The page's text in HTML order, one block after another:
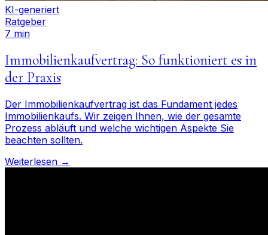
KI-generiert
Ratgeber
7 min
Immobilienkaufvertrag: So funktioniert es in
der Praxis
Der Immobilienkaufvertrag ist das Fundament jedes
Immobilienkaufs. Wir zeigen Ihnen, wie der gesamte
Prozess abläuft und welche wichtigen Aspekte Sie
beachten sollten.
Weiterlesen →